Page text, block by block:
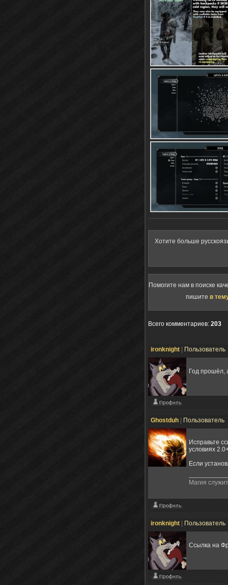
Хотите больше
Помогите нам в поиске
пишите в
Всего комментариев: 203
ironknight Пользователь
Год прошёл,
Ghostduh Пользователь
Исправьте
условиях
Если
Магия
ironknight Пользователь
Ссылка на